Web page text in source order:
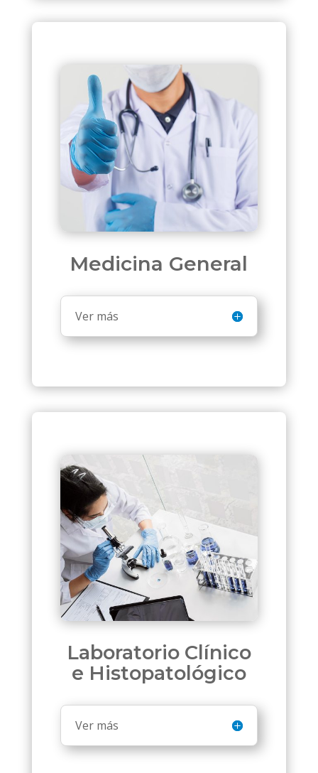
Medicina General
Ver más
Laboratorio Clínico
e Histopatológico
Ver más